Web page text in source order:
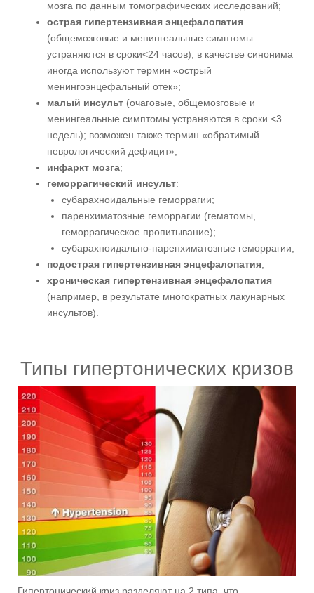
мозга по данным томографических исследований;
острая гипертензивная энцефалопатия
(общемозговые и менингеальные симптомы
устраняются в сроки<24 часов); в качестве синонима
иногда используют термин «острый
менингоэнцефальный отек»;
малый инсульт (очаговые, общемозговые и
менингеальные симптомы устраняются в сроки <3
недель); возможен также термин «обратимый
неврологический дефицит»;
инфаркт мозга;
геморрагический инсульт:
субарахноидальные геморрагии;
паренхиматозные геморрагии (гематомы,
геморрагическое пропитывание);
субарахноидально-паренхиматозные геморрагии;
подострая гипертензивная энцефалопатия;
хроническая гипертензивная энцефалопатия
(например, в результате многократных лакунарных
инсультов).
Типы гипертонических кризов